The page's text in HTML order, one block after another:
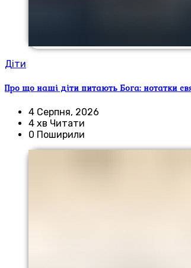
Діти
Про що наші діти питають Бога: нотатки
4 Серпня, 2026
4 хв Читати
0 Поширили